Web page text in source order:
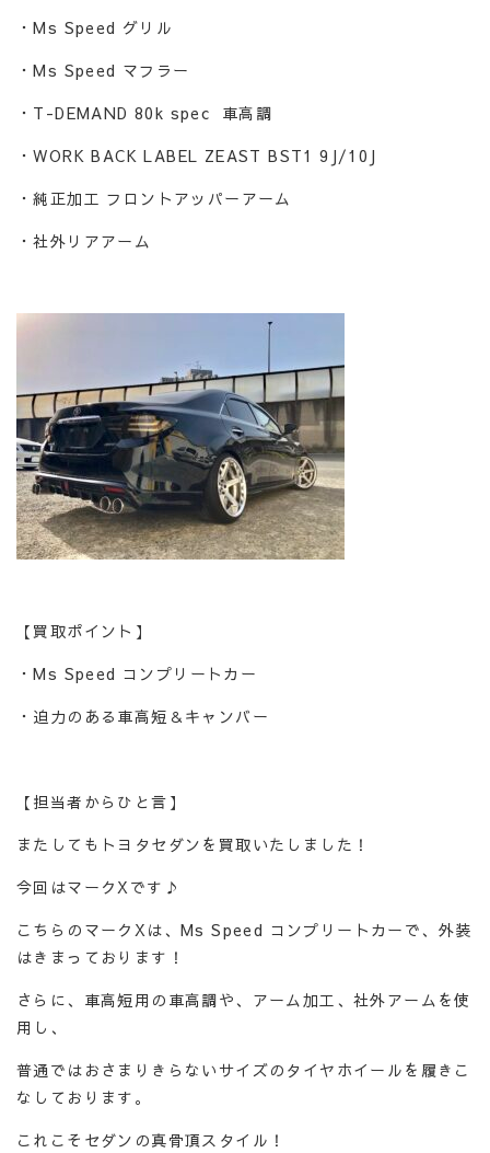
・Ms Speed グリル
・Ms Speed マフラー
・T-DEMAND 80k spec 車高調
・WORK BACK LABEL ZEAST BST1 9J/10J
・純正加工 フロントアッパーアーム
・社外リアアーム
【買取ポイント】
・Ms Speed コンプリートカー
・迫力のある車高短＆キャンバー
【担当者からひと言】
またしてもトヨタセダンを買取いたしました！
今回はマークXです♪
こちらのマークXは、Ms Speed コンプリートカーで、外装
はきまっております！
さらに、車高短用の車高調や、アーム加工、社外アームを使
用し、
普通ではおさまりきらないサイズのタイヤホイールを履きこ
なしております。
これこそセダンの真骨頂スタイル！